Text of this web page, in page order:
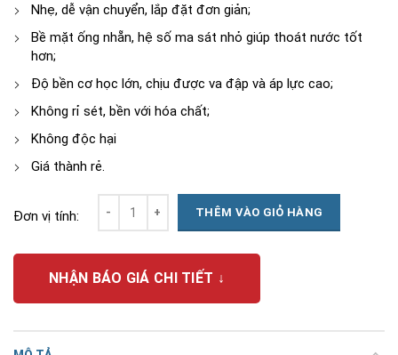
Nhẹ, dễ vận chuyển, lắp đặt đơn giản;
Bề mặt ống nhẵn, hệ số ma sát nhỏ giúp thoát nước tốt
hơn;
Độ bền cơ học lớn, chịu được va đập và áp lực cao;
Không rỉ sét, bền với hóa chất;
Không độc hại
Giá thành rẻ.
Đơn vị tính: THÊM VÀO GIỎ HÀNG
NHẬN BÁO GIÁ CHI TIẾT ↓